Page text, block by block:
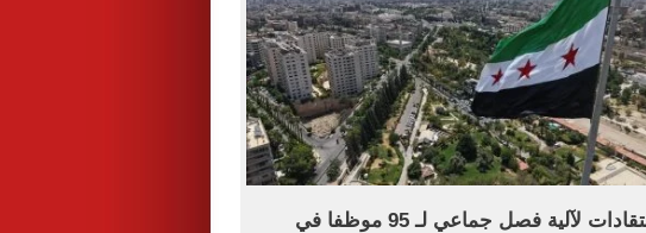
انتقادات لآلية فصل جماعي لـ 95 موظفا في